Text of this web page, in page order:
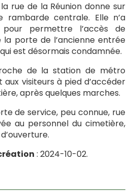
rue de la Réunion donne sur
rambarde centrale. Elle n’a
permettre l’accès de
la porte de l’ancienne entrée
est désormais condamnée.
de la station de métro
visiteurs à pied d’accéder
après quelques marches.
de service, peu connue, rue
au personnel du cimetière,
: 2024-10-02.